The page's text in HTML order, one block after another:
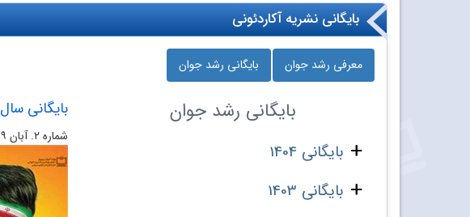
بایگانی نشریه آکاردئونی
معرفی رشد جوان بایگانی رشد جوان
بایگانی رشد جوان
بایگانی 1404
بایگانی 1403
بایگانی سال 1399
شماره ۲. آبان ۹۹